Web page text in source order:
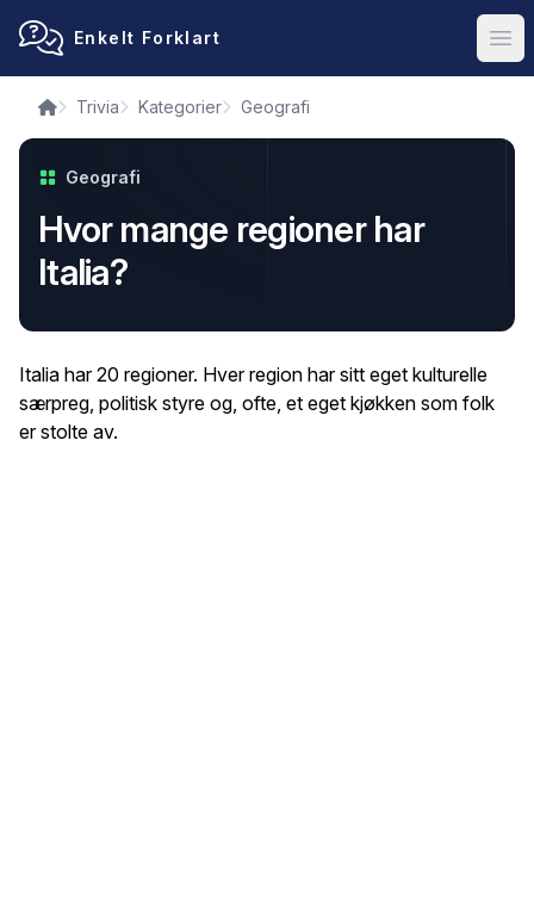
Enkelt Forklart
Trivia Kategorier Geografi
Geografi
Hvor mange regioner har
Italia?
Italia har 20 regioner. Hver region har sitt eget kulturelle
særpreg, politisk styre og, ofte, et eget kjøkken som folk
er stolte av.